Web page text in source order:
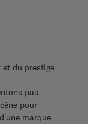
du prestige
pas
pour
marque